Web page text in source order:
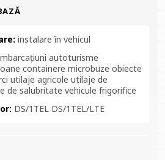
instalare în vehicul
autoturisme
containere microbuze obiecte
utilaje agricole utilaje de
de salubritate vehicule frigorifice
DS/1TEL DS/1TEL/LTE